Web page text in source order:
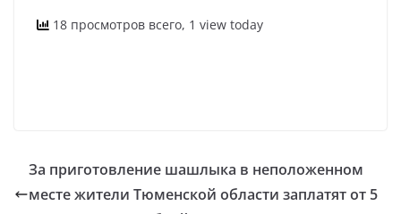
18 просмотров всего, 1 view today
За приготовление шашлыка в неположенном
месте жители Тюменской области заплатят от 5